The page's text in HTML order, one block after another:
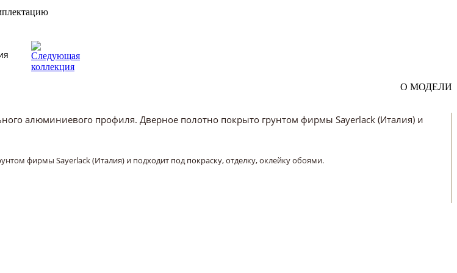
О МОДЕЛИ
алюминиевого профиля. Дверное полотно покрыто грунтом фирмы Sayerlack (Италия) и
фирмы Sayerlack (Италия) и подходит под покраску, отделку, оклейку обоями.